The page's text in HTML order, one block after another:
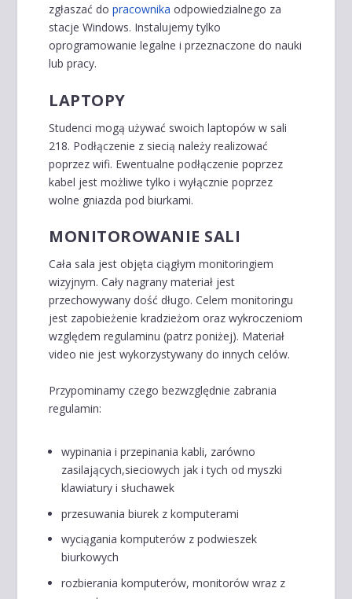
zgłaszać dopracownika odpowiedzialnego za
stacje Windows. Instalujemy tylko
oprogramowanie legalne i przeznaczone do nauki
lub pracy.
LAPTOPY
Studenci mogą używać swoich laptopów w sali
218. Podłączenie z siecią należy realizować
poprzez wifi. Ewentualne podłączenie poprzez
kabel jest możliwe tylko i wyłącznie poprzez
wolne gniazda pod biurkami.
MONITOROWANIE SALI
Cała sala jest objęta ciągłym monitoringiem
wizyjnym. Cały nagrany materiał jest
przechowywany dość długo. Celem monitoringu
jest zapobieżenie kradzieżom oraz wykroczeniom
względem regulaminu (patrz poniżej). Materiał
video nie jest wykorzystywany do innych celów.
Przypominamy czego bezwzględnie zabrania
regulamin:
wypinania i przepinania kabli, zarówno
zasilających,sieciowych jak i tych od myszki
klawiatury i słuchawek
przesuwania biurek z komputerami
wyciągania komputerów z podwieszek
biurkowych
rozbierania komputerów, monitorów wraz z